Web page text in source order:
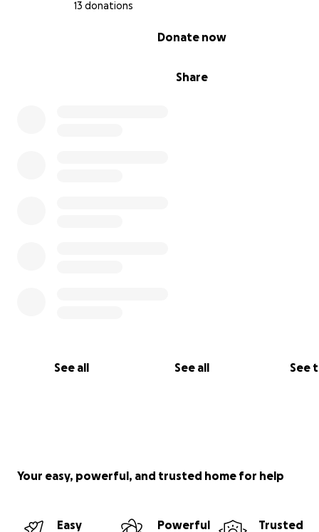
13 donations
Share
Donate now
See all See all See
Your easy, powerful, and trusted home for help
Easy
Powerful
Trusted